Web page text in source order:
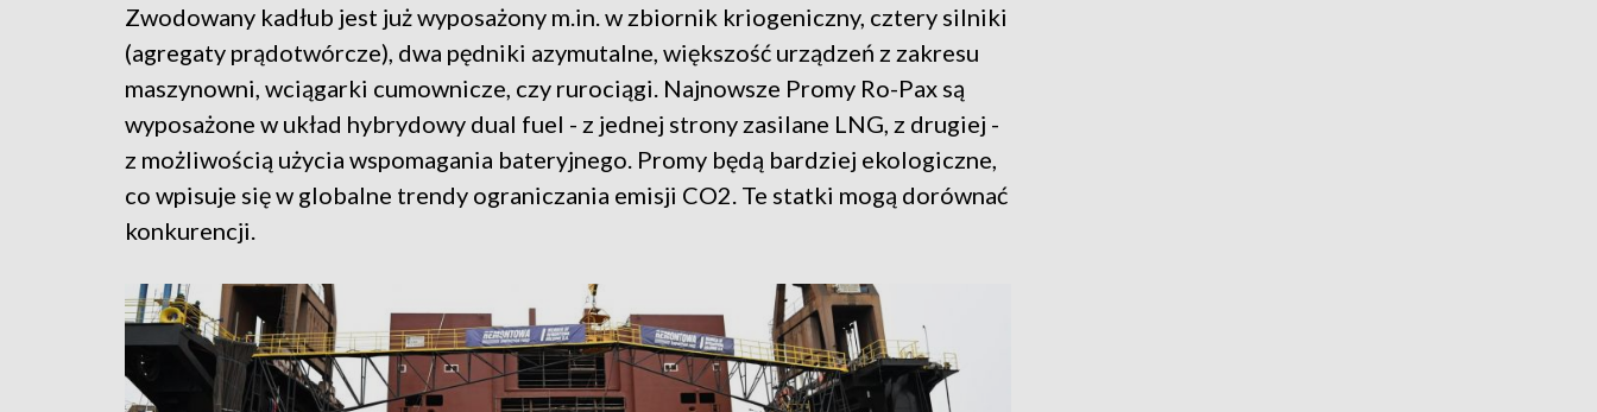
Zwodowany kadłub jest już wyposażony m.in. w zbiornik kriogeniczny, cztery silniki
(agregaty prądotwórcze), dwa pędniki azymutalne, większość urządzeń z zakresu
maszynowni, wciągarki cumownicze, czy rurociągi. Najnowsze Promy Ro-Pax są
wyposażone w układ hybrydowy dual fuel - z jednej strony zasilane LNG, z drugiej -
z możliwością użycia wspomagania bateryjnego. Promy będą bardziej ekologiczne,
co wpisuje się w globalne trendy ograniczania emisji CO2. Te statki mogą dorównać
konkurencji.